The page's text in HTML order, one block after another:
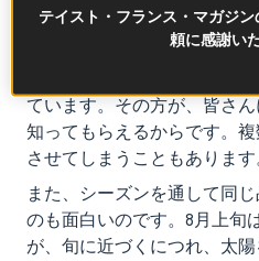
「ブルジャソット
Natooraでは、一種類の主
ています。その方が、皆さ
知ってもらえるからです。
させてしまうこともありま
また、シーズンを通して同
のも面白いのです。8月上旬
が、旬に近づくにつれ、太
テイスト・フランス・マガジ
頼に感謝い